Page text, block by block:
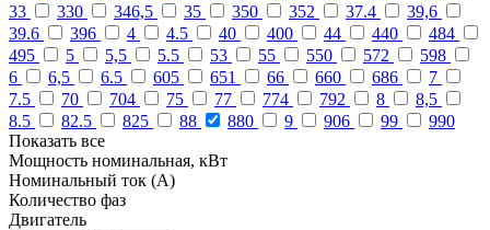
33
330 346,5 35 350 352 37.4
39,6
39.6
396 4 4.5 40 400 44 440
484
495
5 5,5 5.5 53 55 550 572
598
6
6,5 6.5 605 651 66 660 686
7
7.5
70 704 75 77 774 792 8
8,5
8.5
82.5 825 88 880 9 906 99
990
Показать все
Мощность номинальная, кВт
Номинальный ток (А)
Количество фаз
Двигатель